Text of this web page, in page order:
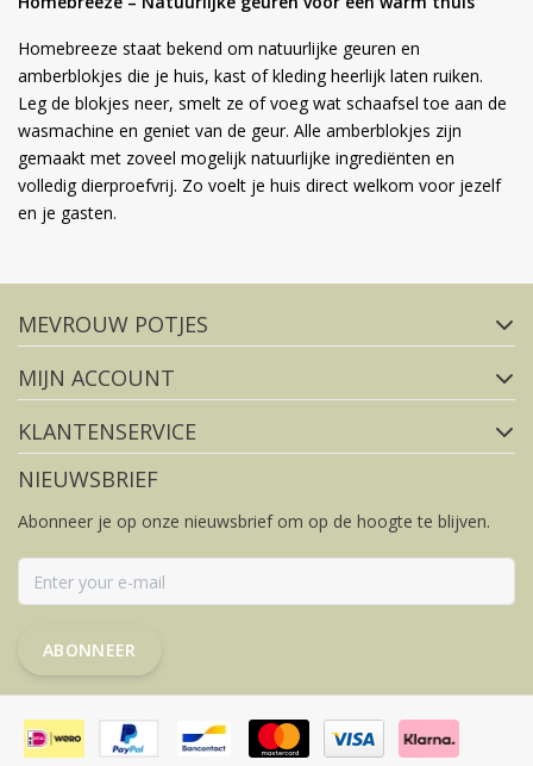
Homebreeze staat bekend om natuurlijke geuren en
amberblokjes die je huis, kast of kleding heerlijk laten ruiken.
Leg de blokjes neer, smelt ze of voeg wat schaafsel toe aan de
wasmachine en geniet van de geur. Alle amberblokjes zijn
gemaakt met zoveel mogelijk natuurlijke ingrediënten en
volledig dierproefvrij. Zo voelt je huis direct welkom voor jezelf
en je gasten.
FACEBOOK
MEVROUW POTJES
MIJN ACCOUNT
KLANTENSERVICE
NIEUWSBRIEF
Abonneer je op onze nieuwsbrief om op de hoogte te blijven.
ABONNEER